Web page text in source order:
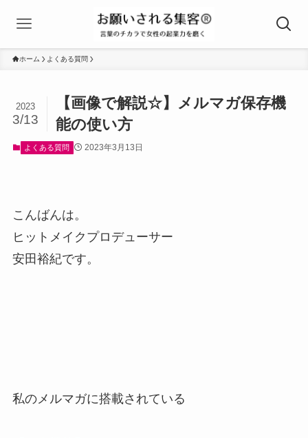
ホーム よくある質問
【画像で解説☆】メルマガ保存機
能の使い方
2023
3/13
よくある質問 2023年3月13日
こんばんは。
ヒットメイクプロデューサー
安田裕紀です。
私のメルマガに搭載されている